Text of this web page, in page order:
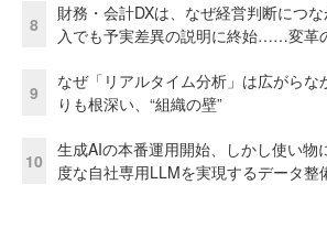
8
財務・会計DXは、なぜ経営判断につ
入でも予実差異の説明に終始……変革
9
なぜ「リアルタイム分析」は広がら
りも根深い、“組織の壁”
10
生成AIの本番運用開始、しかし使い
度な自社専用LLMを実現するデータ整